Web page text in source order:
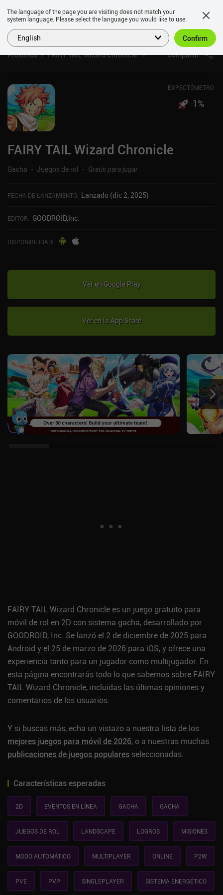
Próximos FAIRY TAIL Wizard Chronicle Compartir
FAIRY TAIL Wizard Chronicle
Gacha Juegos de rol Gratis para jugar
FECHA DE LANZAMIENTO: Lanzado (dic 2, 2025)
EDITOR: GOODROID,Inc.
DISPONIBILIDAD:
EXPECTÓMETRO
1 %
Ver en Google Play
Ver en la App Store
FAIRY TAIL Wizard Chronicle es un juego gratuito para
móvil de rol en 2D con sistema gacha, desarrollado por
GOODROID, Inc. Se lanzó el 2 de diciembre de 2025 para
Android y el 25 de marzo de 2026 para iOS, y ofrece una
experiencia tanto para un jugador como multijugador. En
esta página encontrarás todo lo que sabemos sobre FAIRY
TAIL Wizard Chronicle, incluidas las últimas opiniones y
comentarios de los usuarios.
Y si buscas más, echa un vistazo a nuestra lista de los
mejores juegos para móvil de 2026, o a nuestras muchas
publicaciones de juegos populares seleccionadas.
Características esperadas
2D EVENTOS EN LÍNEA GACHA GACHA
JUEGOS DE ROL LANDSCAPE LOGROS MISIONES
MODO AUTOMÁTICO MULTIPLAYER ONLINE P2W
PVE PVP SINGLEPLAYER SISTEMA ENERGÉTICO
The language of the page you are visiting does not match your
system language. Please select the language you would like to use.
English Confirm